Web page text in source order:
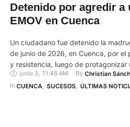
Detenido por agredir a
EMOV en Cuenca
Un ciudadano fue detenido la
de junio de 2026, en Cuenca, por
y resistencia, luego de protagonizar
operativo de control de tránsito. El
las 00:45 en la intersección de las
junio 3, 11:48 AM By Christian
In CUENCA SUCESOS, ÚLTIMAS